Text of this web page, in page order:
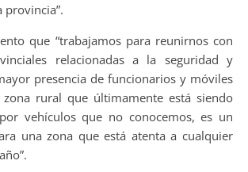
provincia”.
que “trabajamos para reunirnos con
relacionadas a la seguridad y
presencia de funcionarios y móviles
rural que últimamente está siendo
vehículos que no conocemos, es un
una zona que está atenta a cualquier